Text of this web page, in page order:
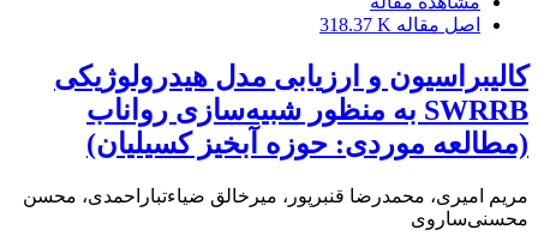
اصل مقاله 318.37 K
کالیبراسیون و ارزیابی مدل هیدرولوژیکی
SWRRB به منظور شبیه‌سازی رواناب
(مطالعه موردی: حوزه آبخیز کسیلیان)
مریم امیری، محمدرضا قنبرپور، میرخالق ضیاءتباراحمدی، محسن
محسنی‌ساروی